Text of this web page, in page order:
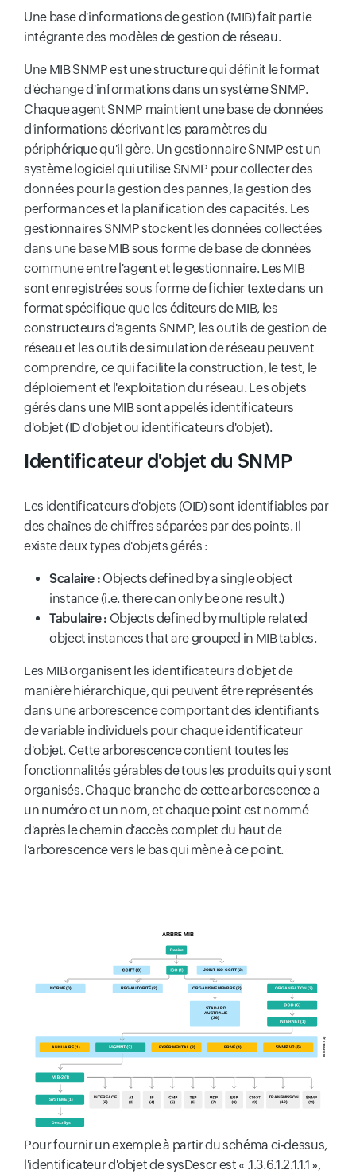
Une base d'informations de gestion (MIB) fait partie
intégrante des modèles de gestion de réseau.
Une MIB SNMP est une structure qui définit le format
d'échange d'informations dans un système SNMP.
Chaque agent SNMP maintient une base de données
d'informations décrivant les paramètres du
périphérique qu'il gère. Un gestionnaire SNMP est un
système logiciel qui utilise SNMP pour collecter des
données pour la gestion des pannes, la gestion des
performances et la planification des capacités. Les
gestionnaires SNMP stockent les données collectées
dans une base MIB sous forme de base de données
commune entre l'agent et le gestionnaire. Les MIB
sont enregistrées sous forme de fichier texte dans un
format spécifique que les éditeurs de MIB, les
constructeurs d'agents SNMP, les outils de gestion de
réseau et les outils de simulation de réseau peuvent
comprendre, ce qui facilite la construction, le test, le
déploiement et l'exploitation du réseau. Les objets
gérés dans une MIB sont appelés identificateurs
d'objet (ID d'objet ou identificateurs d'objet).
Identificateur d'objet du SNMP
Les identificateurs d'objets (OID) sont identifiables par
des chaînes de chiffres séparées par des points. Il
existe deux types d'objets gérés :
Scalaire : Objects defined by a single object
instance (i.e. there can only be one result.)
Tabulaire : Objects defined by multiple related
object instances that are grouped in MIB tables.
Les MIB organisent les identificateurs d'objet de
manière hiérarchique, qui peuvent être représentés
dans une arborescence comportant des identifiants
de variable individuels pour chaque identificateur
d'objet. Cette arborescence contient toutes les
fonctionnalités gérables de tous les produits qui y sont
organisés. Chaque branche de cette arborescence a
un numéro et un nom, et chaque point est nommé
d'après le chemin d'accès complet du haut de
l'arborescence vers le bas qui mène à ce point.
Pour fournir un exemple à partir du schéma ci-dessus,
l'identificateur d'objet de sysDescr est « .1.3.6.1.2.1.1.1 »,